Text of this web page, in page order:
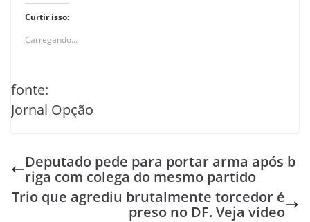
Curtir isso:
Carregando...
fonte:
Jornal Opção
Deputado pede para portar arma após b
riga com colega do mesmo partido
Trio que agrediu brutalmente torcedor é
preso no DF. Veja vídeo